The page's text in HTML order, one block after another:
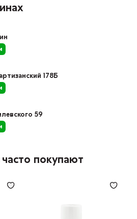
178Б
59
покупают